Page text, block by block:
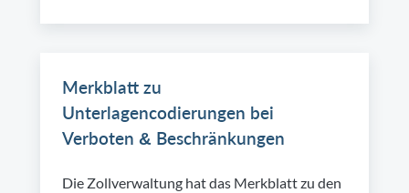
Merkblatt zu
Unterlagencodierungen bei
Verboten & Beschränkungen
Die Zollverwaltung hat das Merkblatt zu den